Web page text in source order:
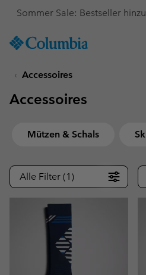
TO
SKIP
MAIN
SKIP
Hol dir einen 10 %-
Accessoires
Accessoires
Mützen & Schals
Alle Filter (1)